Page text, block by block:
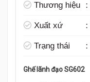
Thương hiệu :
Xuất xứ :
Trạng thái :
Ghế lãnh đạo SG602